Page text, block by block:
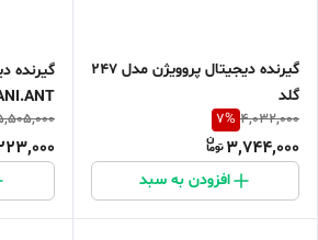
گیرنده دیجیتال پروویژن مدل 247
گلد
4,032,000
7%
3,744,000
افزودن به سبد
گیرنده